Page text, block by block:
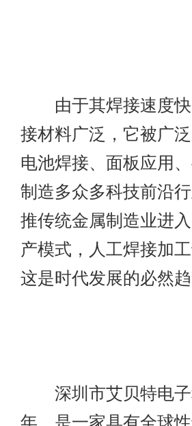
由于其焊接速度快
接材料广泛，它被广
电池焊接、面板应用
制造多众多科技前沿
推传统金属制造业进
产模式，人工焊接加
这是时代发展的必然趋
深圳市艾贝特电子
年，是一家具有全球